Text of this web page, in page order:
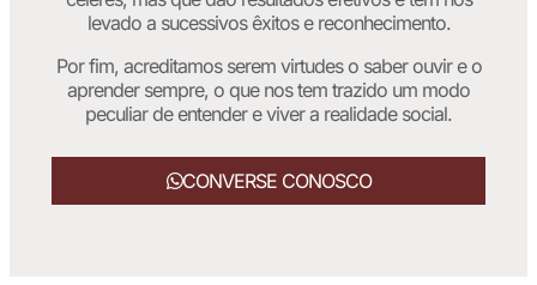
levado a sucessivos êxitos e reconhecimento.
Por fim, acreditamos serem virtudes o saber ouvir e o
aprender sempre, o que nos tem trazido um modo
peculiar de entender e viver a realidade social.
CONVERSE CONOSCO